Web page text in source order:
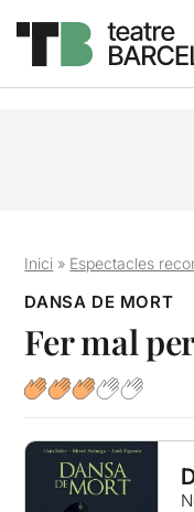
Inici » Espectacles
DANSA DE MORT
Fer mal